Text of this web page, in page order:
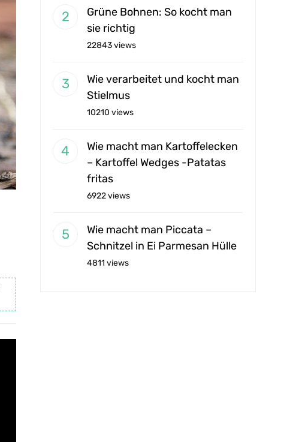
Grüne Bohnen: So kocht man
sie richtig
22843 views
Wie verarbeitet und kocht man
Stielmus
10210 views
Wie macht man Kartoffelecken
– Kartoffel Wedges -Patatas
fritas
6922 views
Wie macht man Piccata –
Schnitzel in Ei Parmesan Hülle
4811 views